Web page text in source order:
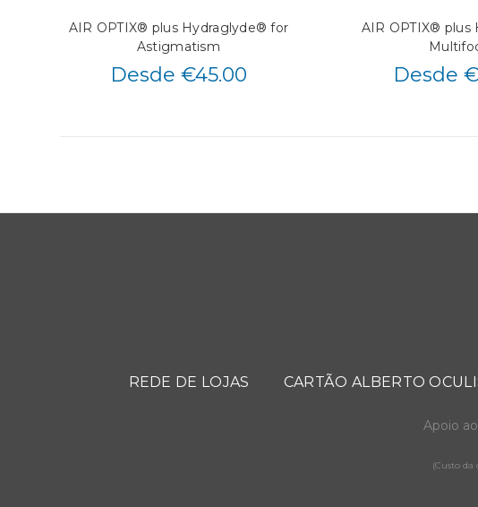
AIR OPTIX® plus Hydraglyde® for
Astigmatism
Desde €45.00
AIR OPTIX® plus
Desde
REDE DE LOJAS CARTÃO ALBERTO
Apoio
(Custo da